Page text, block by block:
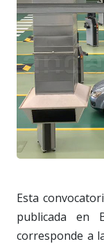
Esta
publicada en
corresponde a